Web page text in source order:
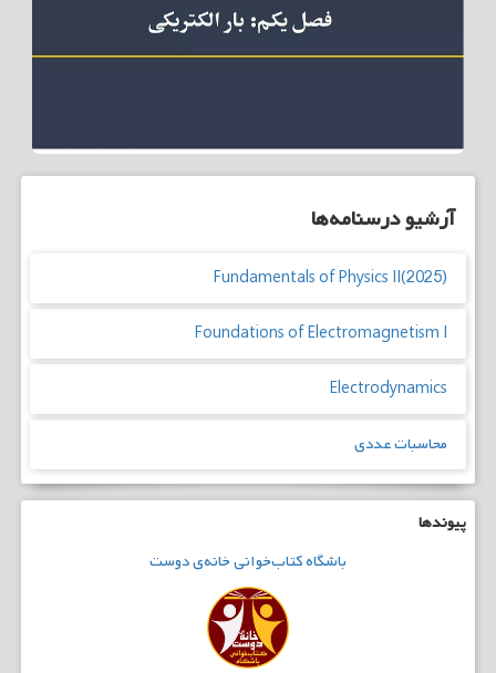
آرشیو درسنامه‌ها
Fundamentals of Physics II(2025)
Foundations of Electromagnetism I
Electrodynamics
محاسبات عددی
پیوندها
باشگاهکتاب‌خوانیخانه‌ی دوست